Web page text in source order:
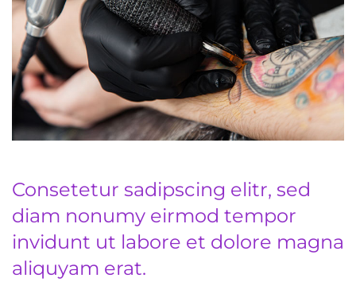
Consetetur sadipscing elitr, sed
diam nonumy eirmod tempor
invidunt ut labore et dolore magna
aliquyam erat.